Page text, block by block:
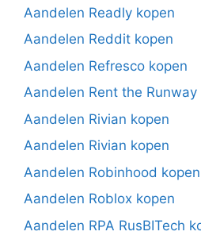
Aandelen Readly kopen
Aandelen Reddit kopen
Aandelen Refresco kopen
Aandelen Rent the Runway
Aandelen Rivian kopen
Aandelen Rivian kopen
Aandelen Robinhood
Aandelen Roblox kopen
Aandelen RPA RusBITech